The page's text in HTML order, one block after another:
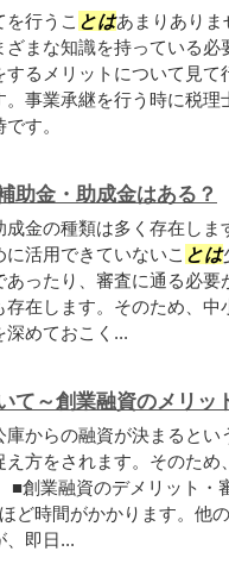
行うこ とはあまりありま
まな知識を持っている必
るメリットについて見て
事業承継を行う時に税理
す。
助金・助成金はある？
金の種類は多く存在しま
活用できていないこ とは
ったり、審査に通る必要
存在します。そのため、中
深めておこく...
て～創業融資のメリッ
からの融資が決まるとい
え方をされます。そのため
■創業融資のデメリット・
ど時間がかかります。他
、即日...